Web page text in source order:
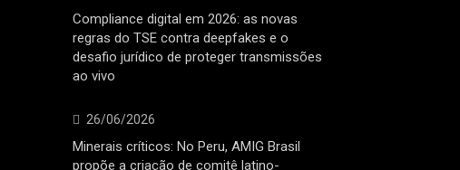
Compliance digital em 2026: as novas
regras do TSE contra deepfakes e o
desafio jurídico de proteger transmissões
ao vivo
26/06/2026
Minerais críticos: No Peru, AMIG Brasil
propõe a criação de comitê latino-